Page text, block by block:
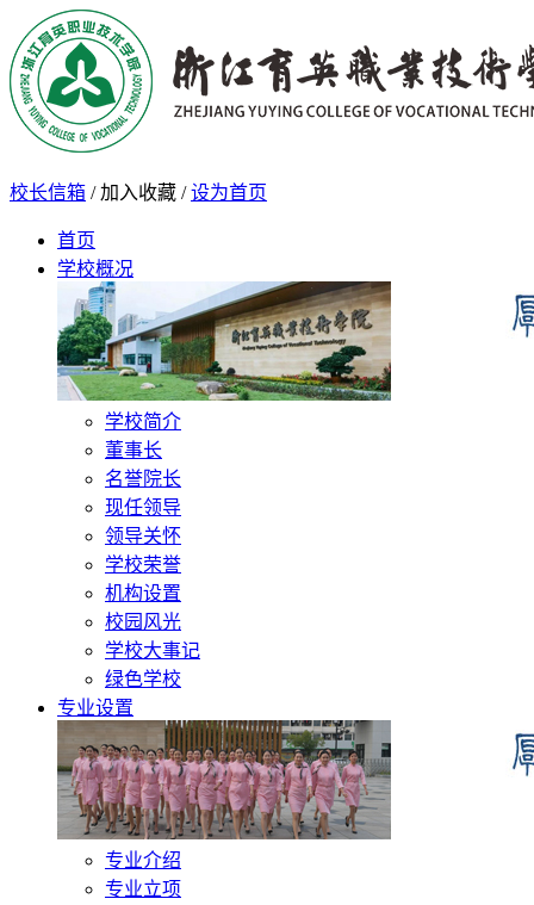
校长信箱 / 加入收藏 / 设为首页
首页
学校概况
学校简介
董事长
名誉院长
现任领导
领导关怀
学校荣誉
机构设置
校园风光
学校大事记
绿色学校
专业设置
专业介绍
专业立项